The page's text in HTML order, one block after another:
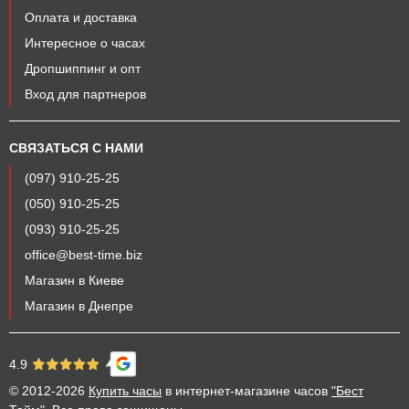
Водонепроницаемые умные
часы
Smart Technology с SIM-картой
ВОДОНЕПРОНИЦАЕМЫЕ УМНЫЕ ЧАСЫ - ЧАСТО
ЗАДАВАЕМЫЕ ВОПРОСЫ
АССОРТИМЕНТ ЕСТЬ В НАЛИЧИИ?
💗
ПОПУЛЯРНЫЕ?
ВОДОНЕПРОНИЦАЕМЫЕ УМНЫЕ ЧАСЫ: КАКИЕ САМЫЕ
ВОДОНЕПРОНИЦАЕМЫЕ УМНЫЕ ЧАСЫ: КАКИЕ
РЕКОМЕНДУЮТ ПОЛЬЗОВАТЕЛИ?
Оплата и доставка
Интересное о часах
Дропшиппинг и опт
Вход для партнеров
СВЯЗАТЬСЯ С НАМИ
(097) 910-25-25
(050) 910-25-25
(093) 910-25-25
office@best-time.biz
Магазин в Киеве
Магазин в Днепре
4.9
© 2012-2026 Купить часы в интернет-магазине часов "Бест